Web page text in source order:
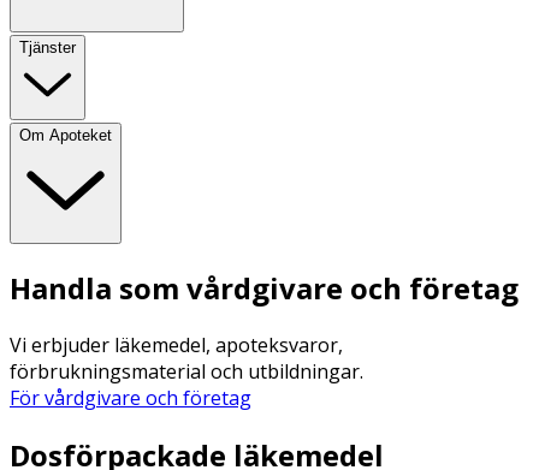
Tjänster
Om Apoteket
Handla som vårdgivare och företag
Vi erbjuder läkemedel, apoteksvaror,
förbrukningsmaterial och utbildningar.
För vårdgivare och företag
Dosförpackade läkemedel